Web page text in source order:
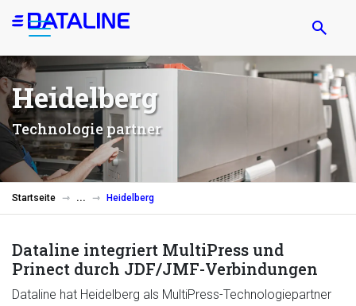
Direkt
zum
Heidelberg
Technologie partner
Startseite Heidelberg
Dataline integriert MultiPress und
Prinect durch JDF/JMF-Verbindungen
Dataline hat Heidelberg als MultiPress-Technologiepartner